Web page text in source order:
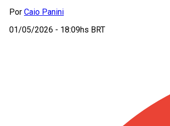
Por Caio Panini
01/05/2026 - 18:09hs BRT